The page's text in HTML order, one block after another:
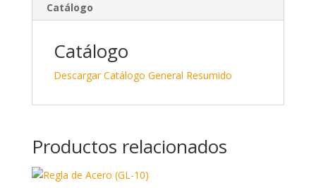
dI o
k
ar
Catálogo
Catálogo
Descargar Catálogo General Resumido
Productos relacionados